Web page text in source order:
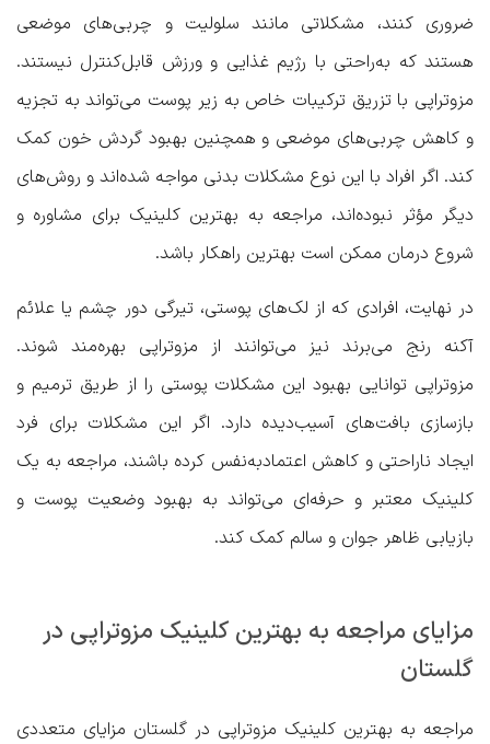
ضروری کنند، مشکلاتی مانند سلولیت و چربی‌های موضعی
هستند که به‌راحتی با رژیم غذایی و ورزش قابل‌کنترل نیستند.
مزوتراپی با تزریق ترکیبات خاص به زیر پوست می‌تواند به تجزیه
و کاهش چربی‌های موضعی و همچنین بهبود گردش خون کمک
کند. اگر افراد با این نوع مشکلات بدنی مواجه شده‌اند و روش‌های
دیگر مؤثر نبوده‌اند، مراجعه به بهترین کلینیک برای مشاوره و
شروع درمان ممکن است بهترین راهکار باشد.
در نهایت، افرادی که از لک‌های پوستی، تیرگی دور چشم یا علائم
آکنه رنج می‌برند نیز می‌توانند از مزوتراپی بهره‌مند شوند.
مزوتراپی توانایی بهبود این مشکلات پوستی را از طریق ترمیم و
بازسازی بافت‌های آسیب‌دیده دارد. اگر این مشکلات برای فرد
ایجاد ناراحتی و کاهش اعتمادبه‌نفس کرده باشند، مراجعه به یک
کلینیک معتبر و حرفه‌ای می‌تواند به بهبود وضعیت پوست و
بازیابی ظاهر جوان و سالم کمک کند.
مزایای مراجعه به بهترین کلینیک مزوتراپی در
گلستان
مراجعه به بهترین کلینیک مزوتراپی در گلستان مزایای متعددی